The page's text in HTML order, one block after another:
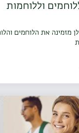
וללוחמות
מזמינה את הלוחמים